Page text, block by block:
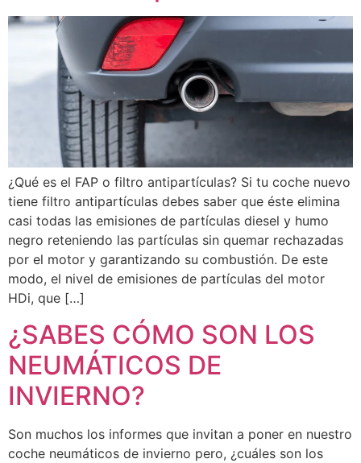
¿Qué es el FAP o filtro antipartículas? Si tu coche nuevo
tiene filtro antipartículas debes saber que éste elimina
casi todas las emisiones de partículas diesel y humo
negro reteniendo las partículas sin quemar rechazadas
por el motor y garantizando su combustión. De este
modo, el nivel de emisiones de partículas del motor
HDi, que […]
¿SABES CÓMO SON LOS
NEUMÁTICOS DE
INVIERNO?
Son muchos los informes que invitan a poner en nuestro
coche neumáticos de invierno pero, ¿cuáles son los